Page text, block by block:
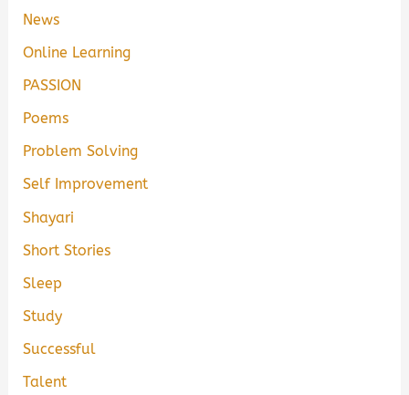
News
Online Learning
PASSION
Poems
Problem Solving
Self Improvement
Shayari
Short Stories
Sleep
Study
Successful
Talent